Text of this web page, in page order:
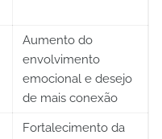
Aumento do
envolvimento
emocional e desejo
de mais conexão
Fortalecimento da